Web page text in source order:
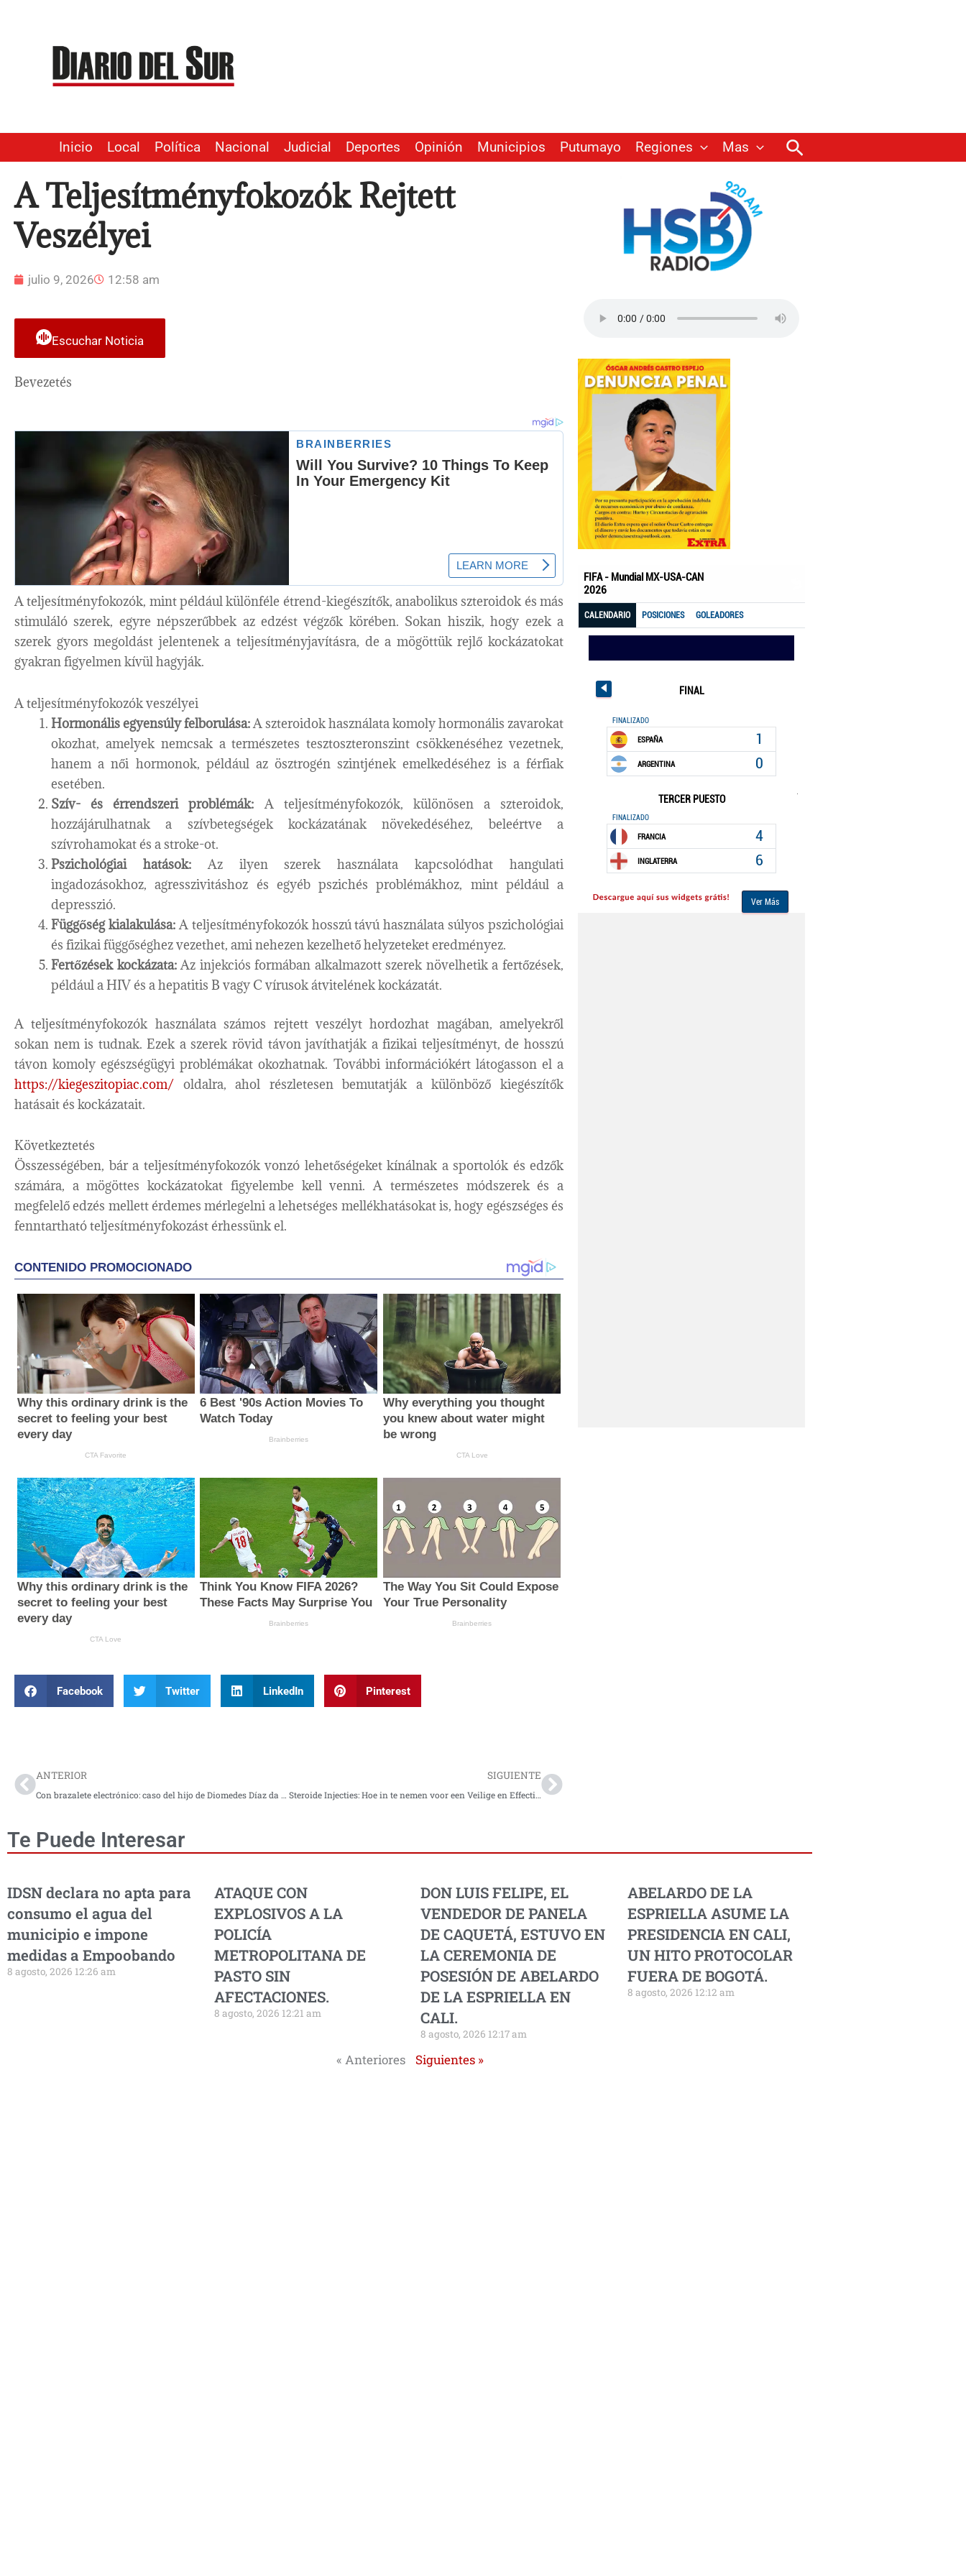
contenido
Inicio Local Política Nacional Judicial Deportes Opinión Municipios Putumayo Regiones Mas Buscar
A Teljesítményfokozók Rejtett
Veszélyei
julio 9, 2026 12:58 am
Escuchar Noticia
Bevezetés
A teljesítményfokozók, mint például különféle étrend-kiegészítők, anabolikus szteroidok és más
stimuláló szerek, egyre népszerűbbek az edzést végzők körében. Sokan hiszik, hogy ezek a
szerek gyors megoldást jelentenek a teljesítményjavításra, de a mögöttük rejlő kockázatokat
gyakran figyelmen kívül hagyják.
A teljesítményfokozók veszélyei
Hormonális egyensúly felborulása:A szteroidok használata komoly hormonális zavarokat
okozhat, amelyek nemcsak a természetes tesztoszteronszint csökkenéséhez vezetnek,
hanem a női hormonok, például az ösztrogén szintjének emelkedéséhez is a férfiak
esetében.
Szív- és érrendszeri problémák: A teljesítményfokozók, különösen a szteroidok,
hozzájárulhatnak a szívbetegségek kockázatának növekedéséhez, beleértve a
szívrohamokat és a stroke-ot.
Pszichológiai hatások:Az ilyen szerek használata kapcsolódhat hangulati
ingadozásokhoz, agresszivitáshoz és egyéb pszichés problémákhoz, mint például a
depresszió.
Függőség kialakulása:A teljesítményfokozók hosszú távú használata súlyos pszichológiai
és fizikai függőséghez vezethet, ami nehezen kezelhető helyzeteket eredményez.
Fertőzések kockázata:Az injekciós formában alkalmazott szerek növelhetik a fertőzések,
például a HIV és a hepatitis B vagy C vírusok átvitelének kockázatát.
A teljesítményfokozók használata számos rejtett veszélyt hordozhat magában, amelyekről
sokan nem is tudnak. Ezek a szerek rövid távon javíthatják a fizikai teljesítményt, de hosszú
távon komoly egészségügyi problémákat okozhatnak. További információkért látogasson el a
https://kiegeszitopiac.com/ oldalra, ahol részletesen bemutatják a különböző kiegészítők
hatásait és kockázatait.
Következtetés
Összességében, bár a teljesítményfokozók vonzó lehetőségeket kínálnak a sportolók és edzők
számára, a mögöttes kockázatokat figyelembe kell venni. A természetes módszerek és a
megfelelő edzés mellett érdemes mérlegelni a lehetséges mellékhatásokat is, hogy egészséges és
fenntartható teljesítményfokozást érhessünk el.
Facebook Twitter LinkedIn Pinterest
ANTERIOR
Con brazalete electrónico: caso del hijo de Diomedes Díaz da giro tras aceptar cargos
SIGUIENTE
Steroide Injecties: Hoe in te nemen voor een Veilige en Effectieve Toepassing
Te Puede Interesar
IDSN declara no apta para
consumo el agua del
municipio e impone
medidas a Empoobando
8 agosto, 2026 12:26 am
ATAQUE CON
EXPLOSIVOS A LA
POLICÍA
METROPOLITANA DE
PASTO SIN
AFECTACIONES.
8 agosto, 2026 12:21 am
DON LUIS FELIPE, EL
VENDEDOR DE PANELA
DE CAQUETÁ, ESTUVO EN
LA CEREMONIA DE
POSESIÓN DE ABELARDO
DE LA ESPRIELLA EN
CALI.
8 agosto, 2026 12:17 am
ABELARDO DE LA
ESPRIELLA ASUME LA
PRESIDENCIA EN CALI,
UN HITO PROTOCOLAR
FUERA DE BOGOTÁ.
8 agosto, 2026 12:12 am
« Anteriores Siguientes »